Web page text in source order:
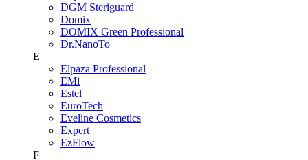
DGM Steriguard
Domix
DOMIX Green Professional
Dr.NanoTo
E
Elpaza Professional
EMi
Estel
EuroTech
Eveline Cosmetics
Expert
EzFlow
F